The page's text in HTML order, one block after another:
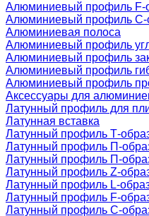
Алюминиевый профиль F-
Алюминиевый профиль C-
Алюминиевая полоса
Алюминиевый профиль
Алюминиевый профиль
Алюминиевый профиль
Алюминиевый профиль
Аксессуары для
Латунный профиль для
Латунная вставка
Латунный профиль Т-
Латунный профиль П-
Латунный профиль П-
Латунный профиль Z-
Латунный профиль L-
Латунный профиль F-
Латунный профиль C-